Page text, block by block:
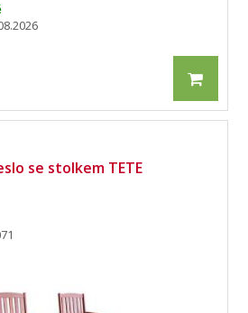
se stolkem TETE